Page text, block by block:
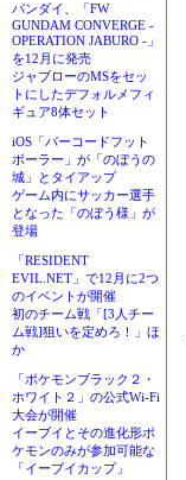
バンダイ、「FW
GUNDAM CONVERGE -
OPERATION JABURO -」
を12月に発売
ジャブローのMSをセッ
トにしたデフォルメフィ
ギュア8体セット
iOS「バーコードフット
ボーラー」が「のぼうの
城」とタイアップ
ゲーム内にサッカー選手
となった「のぼう様」が
登場
「RESIDENT
EVIL.NET」で12月に2つ
のイベントが開催
初のチーム戦「[3人チー
ム戦]狙いを定めろ！」ほ
か
「ポケモンブラック２・
ホワイト２」の公式Wi-Fi
大会が開催
イーブイとその進化形ポ
ケモンのみが参加可能な
「イーブイカップ」